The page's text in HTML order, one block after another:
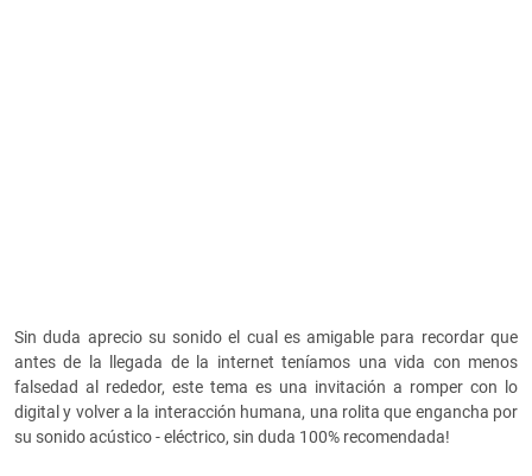
Sin duda aprecio su sonido el cual es amigable para recordar que
antes de la llegada de la internet teníamos una vida con menos
falsedad al rededor, este tema es una invitación a romper con lo
digital y volver a la interacción humana, una rolita que engancha por
su sonido acústico - eléctrico, sin duda 100% recomendada!